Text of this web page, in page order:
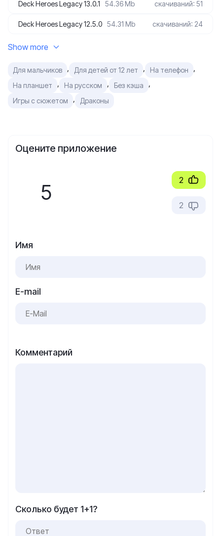
Deck Heroes Legacy 13.0.1 54.36 Mb скачиваний: 51
Deck Heroes Legacy 12.5.0 54.31 Mb скачиваний: 24
Show more
Для мальчиков , Для детей от 12 лет , На телефон ,
На планшет , На русском , Без кэша ,
Игры с сюжетом , Драконы
Оцените приложение
5 2
2
Имя
E-mail
Комментарий
Сколько будет 1+1?